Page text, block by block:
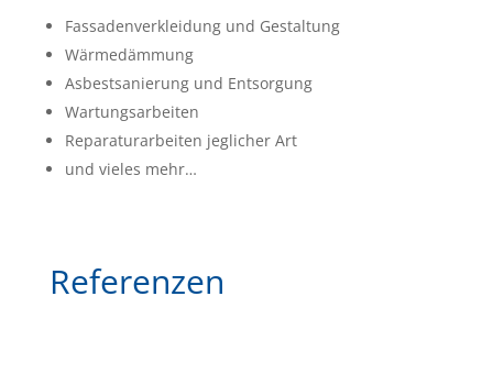
Fassadenverkleidung und Gestaltung
Wärmedämmung
Asbestsanierung und Entsorgung
Wartungsarbeiten
Reparaturarbeiten jeglicher Art
und vieles mehr…
Referenzen